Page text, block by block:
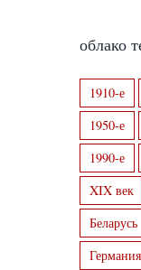
облако
1910-е
1950-е
1990-е
XIX век
Беларусь
Германия